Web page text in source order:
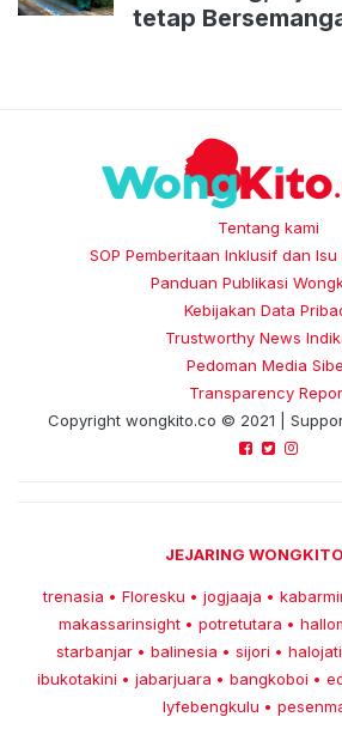
tetap
Tentang kami
SOP Pemberitaan Inklusif dan
Panduan Publikasi
Kebijakan Data
Trustworthy News
Pedoman Media
Transparency
Copyright wongkito.co © 2021 |
JEJARING
trenasia • Floresku • jogjaaja •
makassarinsight • potretutara •
starbanjar • balinesia • sijori •
ibukotakini • jabarjuara • bangkoboi •
lyfebengkulu •